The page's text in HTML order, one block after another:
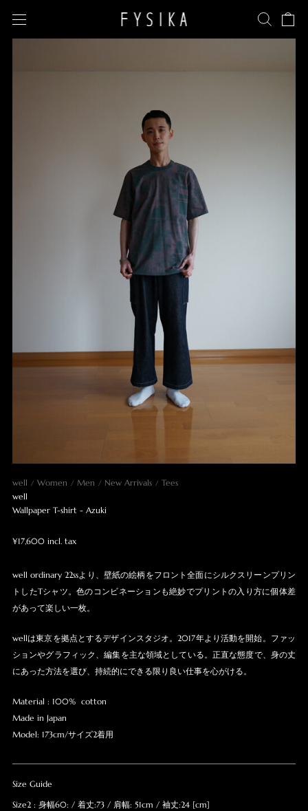
well Women Men New Arrivals
Tees
well
Wallpaper T-shirt - Azuki
¥17,600 incl. tax
well ordinary 22ssより、壁紙の絵柄をフロント全面にシルクスリーンプリン
トしたTシャツ。色のコンビネーションも絶妙でプリントの入り方に個体差
があって楽しい一枚。
wellは東京を拠点とするデザインスタジオ。2017年より活動を開始。ファッ
ションやグラフィック、編集を主な領域としている。正直な態度で、身の丈
にあった方法を選び、持続的にできる限り良い仕事を心がける。
Material : 100% cotton
Made in Japan
Model: 173cm/サイズ2着用
Size Guide
Size2 : 身幅60: / 着丈:73 / 肩幅: 51cm / 袖丈:24 [cm]